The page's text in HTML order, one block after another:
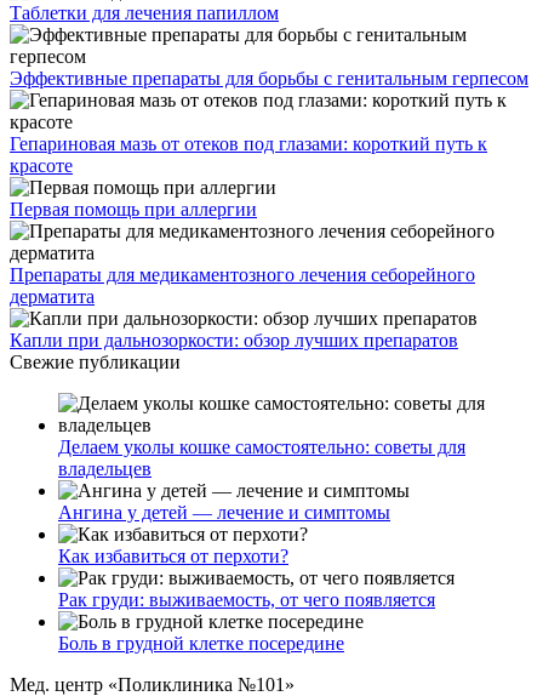
Таблетки для лечения папиллом
Эффективные препараты для борьбы с генитальным герпесом
Гепариновая мазь от отеков под глазами: короткий путь к
красоте
Первая помощь при аллергии
Препараты для медикаментозного лечения себорейного
дерматита
Капли при дальнозоркости: обзор лучших препаратов
Свежие публикации
Делаем уколы кошке самостоятельно: советы для
владельцев
Ангина у детей — лечение и симптомы
Как избавиться от перхоти?
Рак груди: выживаемость, от чего появляется
Боль в грудной клетке посередине
Мед. центр «Поликлиника №101»